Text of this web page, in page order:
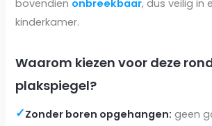
bovendien onbreekbaar, dus veilig in
kinderkamer.
Waarom kiezen voor deze
plakspiegel?
✓Zonder boren opgehangen: geen